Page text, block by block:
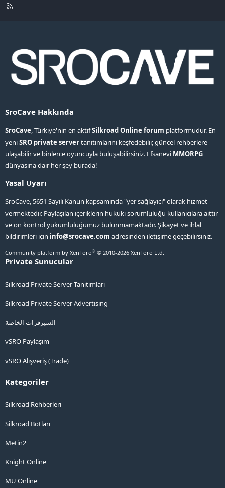
R
SroCave Hakkında
SroCave, Türkiye'nin en aktifSilkroad Online forum platformudur. En
yeniSRO private servertanıtımlarını keşfedebilir, güncel rehberlere
ulaşabilir ve binlerce oyuncuyla buluşabilirsiniz. Efsanevi MMORPG
dünyasına dair her şey burada!
Yasal Uyarı
SroCave, 5651 Sayılı Kanun kapsamında "yer sağlayıcı" olarak hizmet
vermektedir. Paylaşılan içeriklerin hukuki sorumluluğu kullanıcılara aittir
ve ön kontrol yükümlülüğümüz bulunmamaktadır. Şikayet ve ihlal
bildirimleri için info@srocave.com adresinden iletişime geçebilirsiniz.
Community platform by XenForo® © 2010-2026 XenForo Ltd.
Private Sunucular
Silkroad Private Server Tanıtımları
Silkroad Private Server Advertising
السيرفرات الخاصة
vSRO Paylaşım
vSRO Alışveriş (Trade)
Kategoriler
Silkroad Rehberleri
Silkroad Botları
Metin2
Knight Online
MU Online